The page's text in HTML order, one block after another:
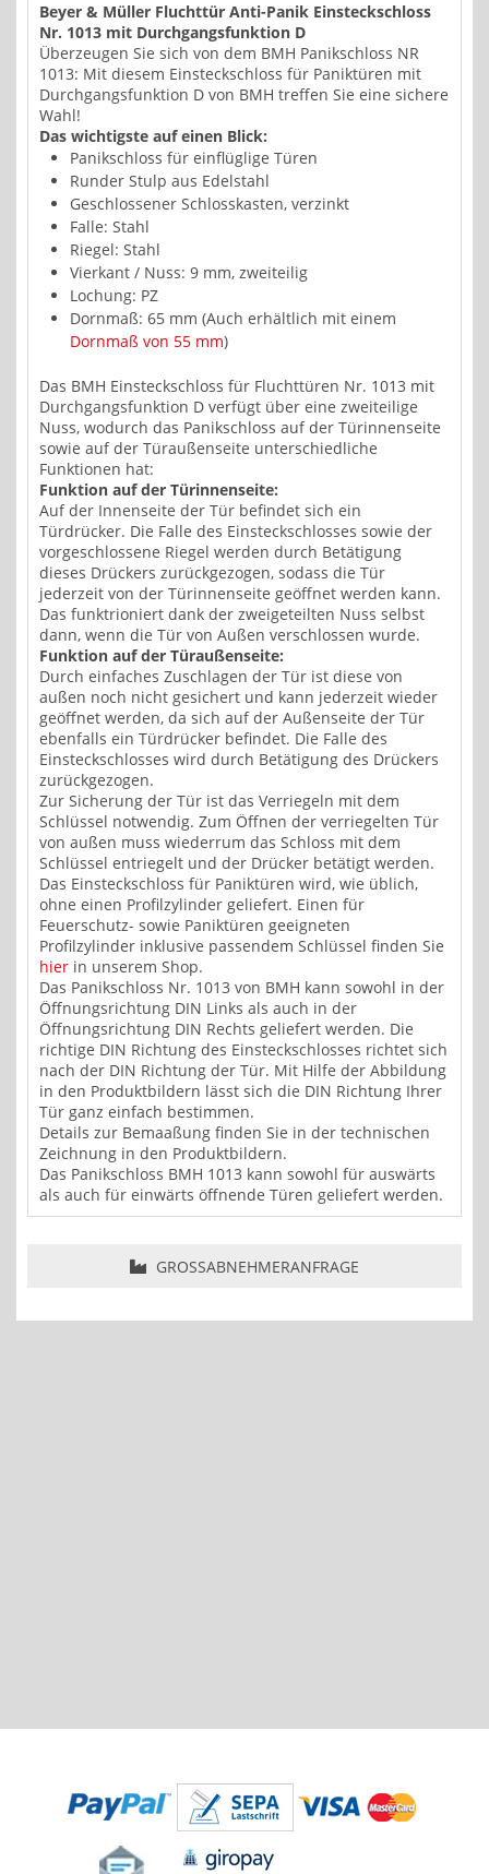
Beyer & Müller Fluchttür Anti-Panik Einsteckschloss
Nr. 1013 mit Durchgangsfunktion D
Überzeugen Sie sich von dem BMH Panikschloss NR
1013: Mit diesem Einsteckschloss für Paniktüren mit
Durchgangsfunktion D von BMH treffen Sie eine sichere
Wahl!
Das wichtigste auf einen Blick:
Panikschloss für einflüglige Türen
Runder Stulp aus Edelstahl
Geschlossener Schlosskasten, verzinkt
Falle: Stahl
Riegel: Stahl
Vierkant / Nuss: 9 mm, zweiteilig
Lochung: PZ
Dornmaß: 65 mm (Auch erhältlich mit einem
Dornmaß von 55 mm)
Das BMH Einsteckschloss für Fluchttüren Nr. 1013 mit
Durchgangsfunktion D verfügt über eine zweiteilige
Nuss, wodurch das Panikschloss auf der Türinnenseite
sowie auf der Türaußenseite unterschiedliche
Funktionen hat:
Funktion auf der Türinnenseite:
Auf der Innenseite der Tür befindet sich ein
Türdrücker. Die Falle des Einsteckschlosses sowie der
vorgeschlossene Riegel werden durch Betätigung
dieses Drückers zurückgezogen, sodass die Tür
jederzeit von der Türinnenseite geöffnet werden kann.
Das funktrioniert dank der zweigeteilten Nuss selbst
dann, wenn die Tür von Außen verschlossen wurde.
Funktion auf der Türaußenseite:
Durch einfaches Zuschlagen der Tür ist diese von
außen noch nicht gesichert und kann jederzeit wieder
geöffnet werden, da sich auf der Außenseite der Tür
ebenfalls ein Türdrücker befindet. Die Falle des
Einsteckschlosses wird durch Betätigung des Drückers
zurückgezogen.
Zur Sicherung der Tür ist das Verriegeln mit dem
Schlüssel notwendig. Zum Öffnen der verriegelten Tür
von außen muss wiederrum das Schloss mit dem
Schlüssel entriegelt und der Drücker betätigt werden.
Das Einsteckschloss für Paniktüren wird, wie üblich,
ohne einen Profilzylinder geliefert. Einen für
Feuerschutz- sowie Paniktüren geeigneten
Profilzylinder inklusive passendem Schlüssel finden Sie
hier in unserem Shop.
Das Panikschloss Nr. 1013 von BMH kann sowohl in der
Öffnungsrichtung DIN Links als auch in der
Öffnungsrichtung DIN Rechts geliefert werden. Die
richtige DIN Richtung des Einsteckschlosses richtet sich
nach der DIN Richtung der Tür. Mit Hilfe der Abbildung
in den Produktbildern lässt sich die DIN Richtung Ihrer
Tür ganz einfach bestimmen.
Details zur Bemaaßung finden Sie in der technischen
Zeichnung in den Produktbildern.
Das Panikschloss BMH 1013 kann sowohl für auswärts
als auch für einwärts öffnende Türen geliefert werden.
GROSSABNEHMERANFRAGE